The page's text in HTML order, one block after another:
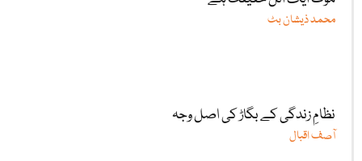
محمد ذیشان بٹ
نظامِ زندگی کے بگاڑ کی اصل وجہ
آصف اقبال